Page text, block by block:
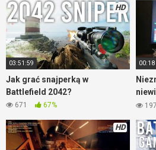
trzeba poczekać.
HD
03:51:59
Jak grać snajperką w
Battlefield 2042?
671 67%
00:18
2042
197
HD